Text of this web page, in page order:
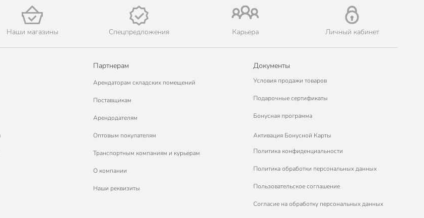
Наши магазины Спецпредложения Карьера Личный кабинет
Партнерам
Арендаторам складских помещений
Поставщикам
Арендодателям
Оптовым покупателям
Транспортным компаниям и курьерам
О компании
Наши реквизиты
Документы
Условия продажи товаров
Подарочные сертификаты
Бонусная программа
Активация Бонусной Карты
Политика конфиденциальности
Политика обработки персональных данных
Пользовательское соглашение
Согласие на обработку персональных данных